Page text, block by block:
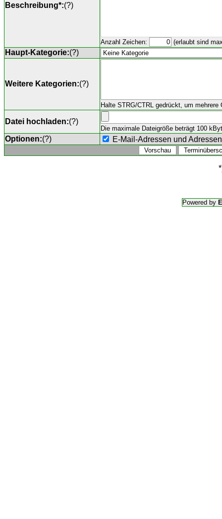
Beschreibung*:(?)
Anzahl Zeichen: (erlaubt sind
Haupt-Kategorie:(?)
Weitere Kategorien:(?)
Halte STRG/CTRL gedrückt, um mehrere
Datei hochladen:(?)
Die maximale Dateigröße beträgt 100
Optionen:(?) E-Mail-Adressen und
Powered by